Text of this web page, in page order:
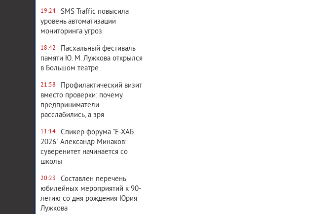
19:24
SMS Traffic повысила
уровень автоматизации
мониторинга угроз
18:42
Пасхальный фестиваль
памяти Ю. М. Лужкова открылся
в Большом театре
21:58
Профилактический визит
вместо проверки: почему
предприниматели
расслабились, а зря
11:14
Спикер форума "Е-ХАБ
2026" Александр Минаков:
суверенитет начинается со
школы
20:23
Составлен перечень
юбилейных мероприятий к 90-
летию со дня рождения Юрия
Лужкова